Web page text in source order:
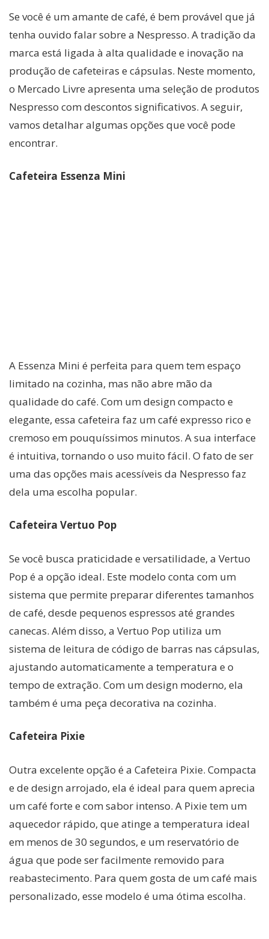
Se você é um amante de café, é bem provável que já
tenha ouvido falar sobre a Nespresso. A tradição da
marca está ligada à alta qualidade e inovação na
produção de cafeteiras e cápsulas. Neste momento,
o Mercado Livre apresenta uma seleção de produtos
Nespresso com descontos significativos. A seguir,
vamos detalhar algumas opções que você pode
encontrar.
Cafeteira Essenza Mini
A Essenza Mini é perfeita para quem tem espaço
limitado na cozinha, mas não abre mão da
qualidade do café. Com um design compacto e
elegante, essa cafeteira faz um café expresso rico e
cremoso em pouquíssimos minutos. A sua interface
é intuitiva, tornando o uso muito fácil. O fato de ser
uma das opções mais acessíveis da Nespresso faz
dela uma escolha popular.
Cafeteira Vertuo Pop
Se você busca praticidade e versatilidade, a Vertuo
Pop é a opção ideal. Este modelo conta com um
sistema que permite preparar diferentes tamanhos
de café, desde pequenos espressos até grandes
canecas. Além disso, a Vertuo Pop utiliza um
sistema de leitura de código de barras nas cápsulas,
ajustando automaticamente a temperatura e o
tempo de extração. Com um design moderno, ela
também é uma peça decorativa na cozinha.
Cafeteira Pixie
Outra excelente opção é a Cafeteira Pixie. Compacta
e de design arrojado, ela é ideal para quem aprecia
um café forte e com sabor intenso. A Pixie tem um
aquecedor rápido, que atinge a temperatura ideal
em menos de 30 segundos, e um reservatório de
água que pode ser facilmente removido para
reabastecimento. Para quem gosta de um café mais
personalizado, esse modelo é uma ótima escolha.